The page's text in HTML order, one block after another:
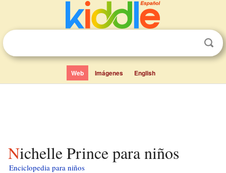
Web Imágenes English
Nichelle Prince para niños
Enciclopedia para niños